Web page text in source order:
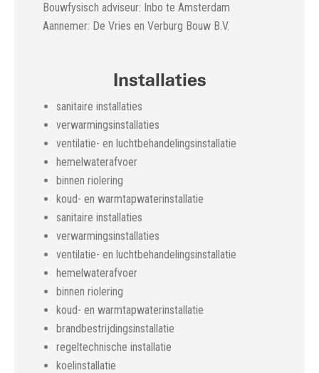
Bouwfysisch adviseur: Inbo te Amsterdam
Aannemer: De Vries en Verburg Bouw B.V.
Installaties
sanitaire installaties
verwarmingsinstallaties
ventilatie- en luchtbehandelingsinstallatie
hemelwaterafvoer
binnen riolering
koud- en warmtapwaterinstallatie
sanitaire installaties
verwarmingsinstallaties
ventilatie- en luchtbehandelingsinstallatie
hemelwaterafvoer
binnen riolering
koud- en warmtapwaterinstallatie
brandbestrijdingsinstallatie
regeltechnische installatie
koelinstallatie